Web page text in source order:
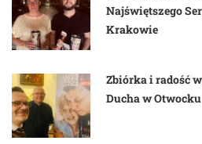
Najświętszego
Krakowie
Zbiórka i radość
Ducha w Otwocku